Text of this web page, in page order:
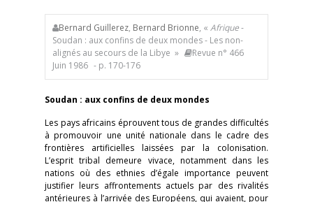
Bernard Guillerez, Bernard Brionne, « Afrique-
Soudan : aux confins de deux mondes - Les non-
alignés au secours de la Libye »
Revue n° 466
Juin 1986 - p. 170-176
Soudan : aux confins de deux mondes
Les pays africains éprouvent tous de grandes difficultés
à promouvoir une unité nationale dans le cadre des
frontières artificielles laissées par la colonisation.
L’esprit tribal demeure vivace, notamment dans les
nations où des ethnies d’égale importance peuvent
justifier leurs affrontements actuels par des rivalités
antérieures à l’arrivée des Européens, qui avaient, pour